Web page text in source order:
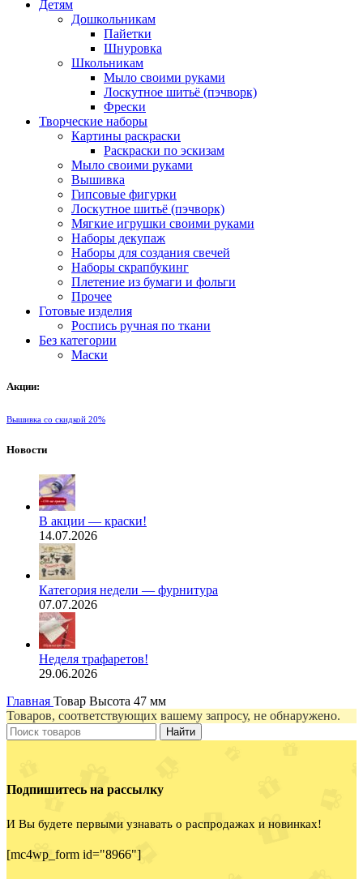
Детям
Дошкольникам
Пайетки
Шнуровка
Школьникам
Мыло своими руками
Лоскутное шитьё (пэчворк)
Фрески
Творческие наборы
Картины раскраски
Раскраски по эскизам
Мыло своими руками
Вышивка
Гипсовые фигурки
Лоскутное шитьё (пэчворк)
Мягкие игрушки своими руками
Наборы декупаж
Наборы для создания свечей
Наборы скрапбукинг
Плетение из бумаги и фольги
Прочее
Готовые изделия
Роспись ручная по ткани
Без категории
Маски
Акции:
Вышивка со скидкой 20%
Новости
В акции — краски!
14.07.2026
Категория недели — фурнитура
07.07.2026
Неделя трафаретов!
29.06.2026
Главная Товар Высота 47 мм
Товаров, соответствующих вашему запросу, не обнаружено.
Найти
Подпишитесь на рассылку
И Вы будете первыми узнавать о распродажах и новинках!
[mc4wp_form id="8966"]